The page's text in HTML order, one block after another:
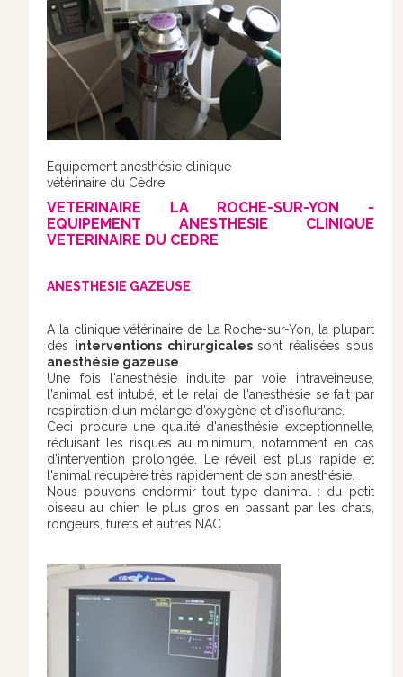
Equipement anesthésie clinique
vétérinaire du Cèdre
VETERINAIRE LA ROCHE-SUR-YON -
EQUIPEMENT ANESTHESIE CLINIQUE
VETERINAIRE DU CEDRE
ANESTHESIE GAZEUSE
A la clinique vétérinaire de La Roche-sur-Yon, la plupart
des interventions chirurgicalessont réalisées sous
anesthésie gazeuse
Une fois l'anesthésie induite par voie intraveineuse,
l'animal est intubé, et le relai de l'anesthésie se fait par
respiration d'un mélange d’oxygène et d’isoflurane.
Ceci procure une qualité d'anesthésie exceptionnelle,
réduisant les risques au minimum, notamment en cas
d'intervention prolongée. Le réveil est plus rapide et
l'animal récupère très rapidement de son anesthésie.
Nous pouvons endormir tout type d’animal : du petit
oiseau au chien le plus gros en passant par les chats,
rongeurs, furets et autres NAC.